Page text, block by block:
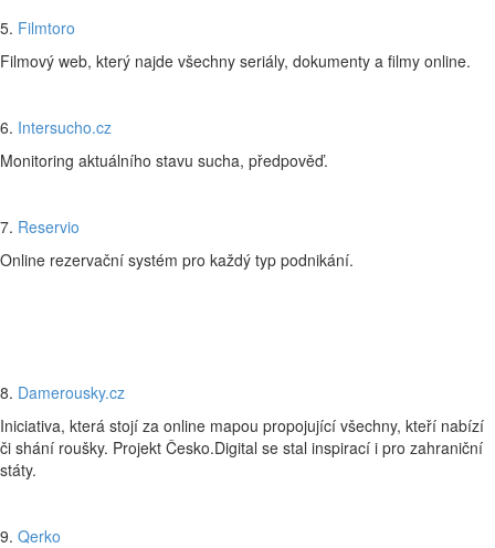
5. Filmtoro
Filmový web, který najde všechny seriály, dokumenty a filmy online.
6. Intersucho.cz
Monitoring aktuálního stavu sucha, předpověď.
7. Reservio
Online rezervační systém pro každý typ podnikání.
8. Damerousky.cz
Iniciativa, která stojí za online mapou propojující všechny, kteří nabízí
či shání roušky. Projekt Česko.Digital se stal inspirací i pro zahraniční
státy.
9. Qerko